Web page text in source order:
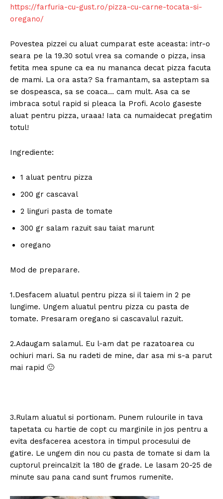
https://farfuria-cu-gust.ro/pizza-cu-carne-tocata-si-
oregano/
Povestea pizzei cu aluat cumparat este aceasta: intr-o
seara pe la 19.30 sotul vrea sa comande o pizza, insa
fetita mea spune ca ea nu mananca decat pizza facuta
de mami. La ora asta? Sa framantam, sa asteptam sa
se dospeasca, sa se coaca… cam mult. Asa ca se
imbraca sotul rapid si pleaca la Profi. Acolo gaseste
aluat pentru pizza, uraaa! Iata ca numaidecat pregatim
totul!
Ingrediente:
1 aluat pentru pizza
200 gr cascaval
2 linguri pasta de tomate
300 gr salam razuit sau taiat marunt
oregano
Mod de preparare.
1.Desfacem aluatul pentru pizza si il taiem in 2 pe
lungime. Ungem aluatul pentru pizza cu pasta de
tomate. Presaram oregano si cascavalul razuit.
2.Adaugam salamul. Eu l-am dat pe razatoarea cu
ochiuri mari. Sa nu radeti de mine, dar asa mi s-a parut
mai rapid 🙂
3.Rulam aluatul si portionam. Punem rulourile in tava
tapetata cu hartie de copt cu marginile in jos pentru a
evita desfacerea acestora in timpul procesului de
gatire. Le ungem din nou cu pasta de tomate si dam la
cuptorul preincalzit la 180 de grade. Le lasam 20-25 de
minute sau pana cand sunt frumos rumenite.